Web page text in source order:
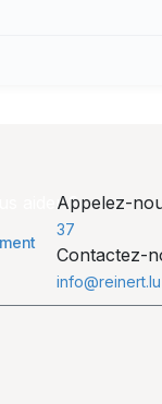
aider ?Appelez-
37
Contactez-
info@reinert.lu